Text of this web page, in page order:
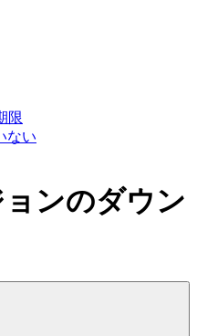
限
ない
ンのダウン